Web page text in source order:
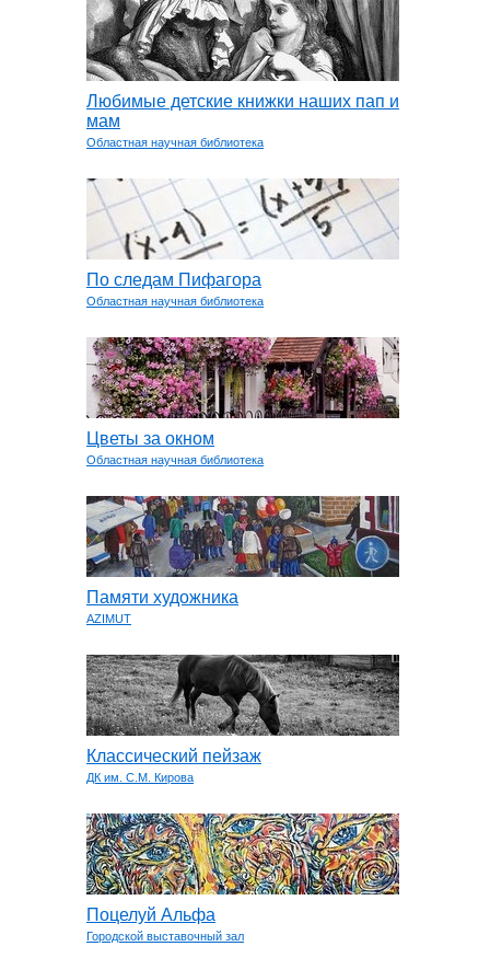
Любимые детские книжки наших пап и
мам
Областная научная библиотека
По следам Пифагора
Областная научная библиотека
Цветы за окном
Областная научная библиотека
Памяти художника
AZIMUT
Классический пейзаж
ДК им. С.М. Кирова
Поцелуй Альфа
Городской выставочный зал